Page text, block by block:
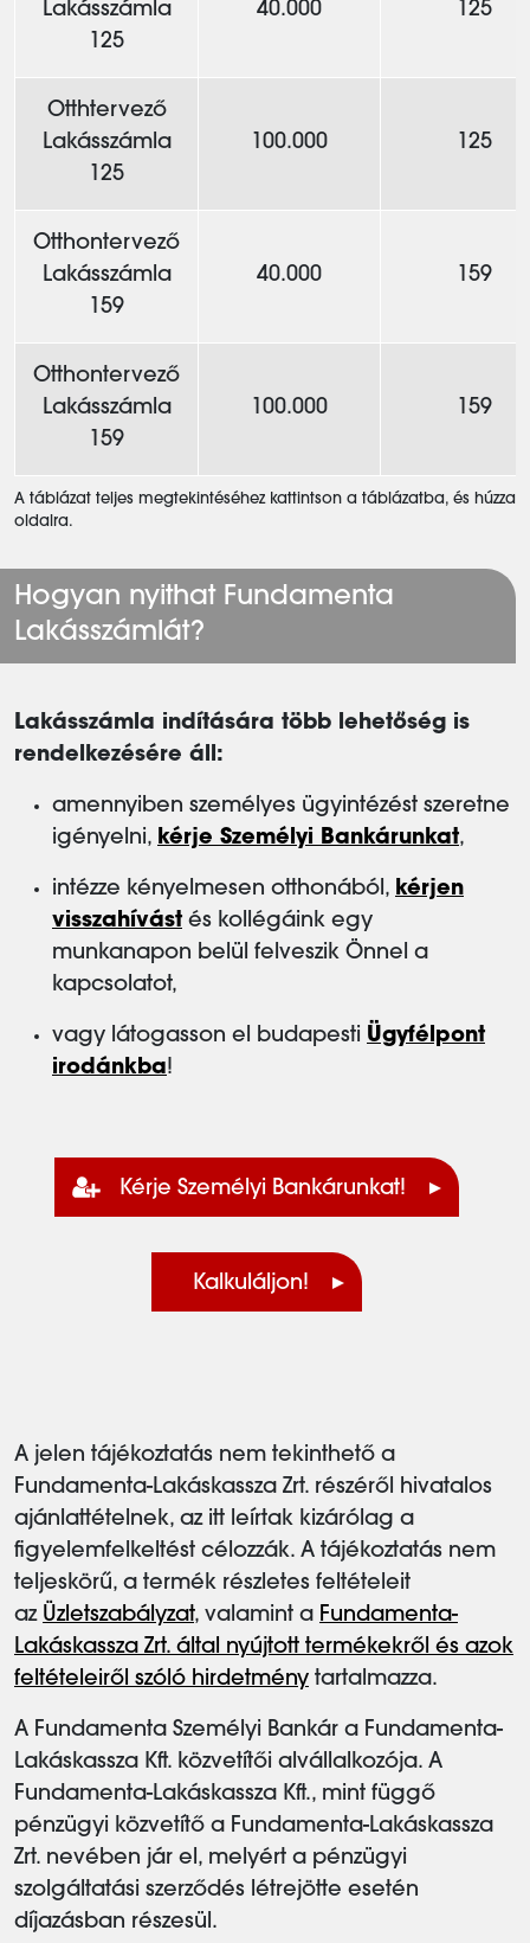
Lakásszámla
125
40.000 125
Otthtervező
Lakásszámla
125
100.000 125
Otthontervező
Lakásszámla
159
40.000 159
Otthontervező
Lakásszámla
159
100.000 159
Hogyan nyithat Fundamenta
Lakásszámlát?
Lakásszámla indítására több lehetőség is
rendelkezésére áll:
amennyiben személyes ügyintézést szeretne
igényelni, kérje Személyi Bankárunkat,
intézze kényelmesen otthonából, kérjen
visszahívást és kollégáink egy
munkanapon belül felveszik Önnel a
kapcsolatot,
vagy látogasson el budapesti Ügyfélpont
irodánkba!
Kérje Személyi Bankárunkat!
Kalkuláljon!
A jelen tájékoztatás nem tekinthető a
Fundamenta-Lakáskassza Zrt. részéről hivatalos
ajánlattételnek, az itt leírtak kizárólag a
figyelemfelkeltést célozzák. A tájékoztatás nem
teljeskörű, a termék részletes feltételeit
az Üzletszabályzat, valamint a Fundamenta-
Lakáskassza Zrt. által nyújtott termékekről és azok
feltételeiről szóló hirdetmény tartalmazza.
A Fundamenta Személyi Bankár a Fundamenta-
Lakáskassza Kft. közvetítői alvállalkozója. A
Fundamenta-Lakáskassza Kft., mint függő
pénzügyi közvetítő a Fundamenta-Lakáskassza
Zrt. nevében jár el, melyért a pénzügyi
szolgáltatási szerződés létrejötte esetén
díjazásban részesül.